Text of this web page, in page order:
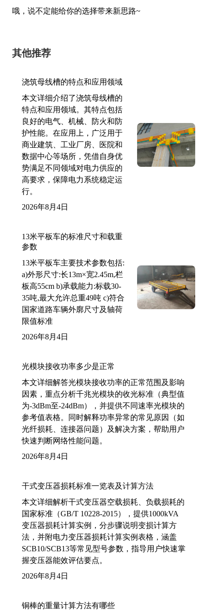
哦，说不定能给你的选择带来新思路~
其他推荐
浇筑母线槽的特点和应用领域
本文详细介绍了浇筑母线槽的
特点和应用领域。其特点包括
良好的电气、机械、防火和防
护性能。在应用上，广泛用于
商业建筑、工业厂房、医院和
数据中心等场所，凭借自身优
势满足不同领域对电力供应的
高要求，保障电力系统稳定运
行。
2026年8月4日
13米平板车的标准尺寸和载重
参数
13米平板车主要技术参数包括:
a)外形尺寸:长13m×宽2.45m,栏
板高55cm b)承载能力:标载30-
35吨,最大允许总重49吨 c)符合
国家道路车辆外廓尺寸及轴荷
限值标准
2026年8月4日
光模块接收功率多少是正常
本文详细解答光模块接收功率的正常范围及影响
因素，重点分析千兆光模块的收光标准（典型值
为-3dBm至-24dBm），并提供不同速率光模块的
参考值表格。同时解释功率异常的常见原因（如
光纤损耗、连接器问题）及解决方案，帮助用户
快速判断网络性能问题。
2026年8月4日
干式变压器损耗标准一览表及计算方法
本文详细解析干式变压器空载损耗、负载损耗的
国家标准（GB/T 10228-2015），提供1000kVA
变压器损耗计算实例，分步骤说明变损计算方
法，并附电力变压器损耗计算实例表格，涵盖
SCB10/SCB13等常见型号参数，指导用户快速掌
握变压器能效评估要点。
2026年8月4日
铜棒的重量计算方法有哪些